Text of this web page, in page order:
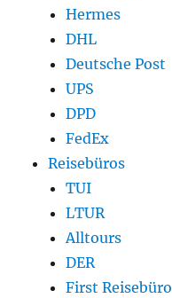
Hermes
DHL
Deutsche Post
UPS
DPD
FedEx
Reisebüros
TUI
LTUR
Alltours
DER
First Reisebüro